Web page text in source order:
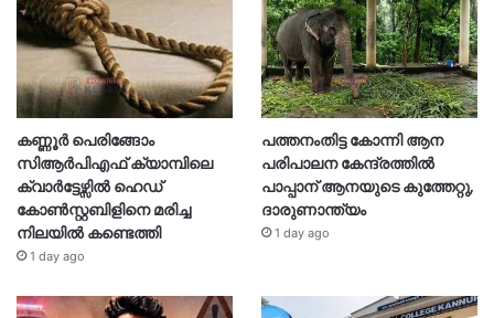
കണ്ണൂർ പെരിങ്ങോം
സിആർപിഎഫ് ക്യാമ്പിലെ
ക്വാർട്ടേഴ്സിൽ ഹെഡ്
കോൺസ്റ്റബിളിനെ മരിച്ച
നിലയിൽ കണ്ടെത്തി
1 day ago
പത്തനംതിട്ട കോന്നി ആന
പരിപാലന കേന്ദ്രത്തിൽ
പാപ്പാന് ആനയുടെ കുത്തേറ്റു,
ദാരുണാന്ത്യം
1 day ago